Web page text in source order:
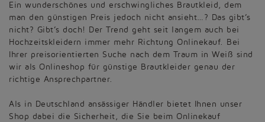
Ein wunderschönes und erschwingliches Brautkleid, dem
man den günstigen Preis jedoch nicht ansieht…? Das gibt’s
nicht? Gibt’s doch! Der Trend geht seit langem auch bei
Hochzeitskleidern immer mehr Richtung Onlinekauf. Bei
Ihrer preisorientierten Suche nach dem Traum in Weiß sind
wir als Onlineshop für günstige Brautkleider genau der
richtige Ansprechpartner.
Als in Deutschland ansässiger Händler bietet Ihnen unser
Shop dabei die Sicherheit, die Sie beim Onlinekauf